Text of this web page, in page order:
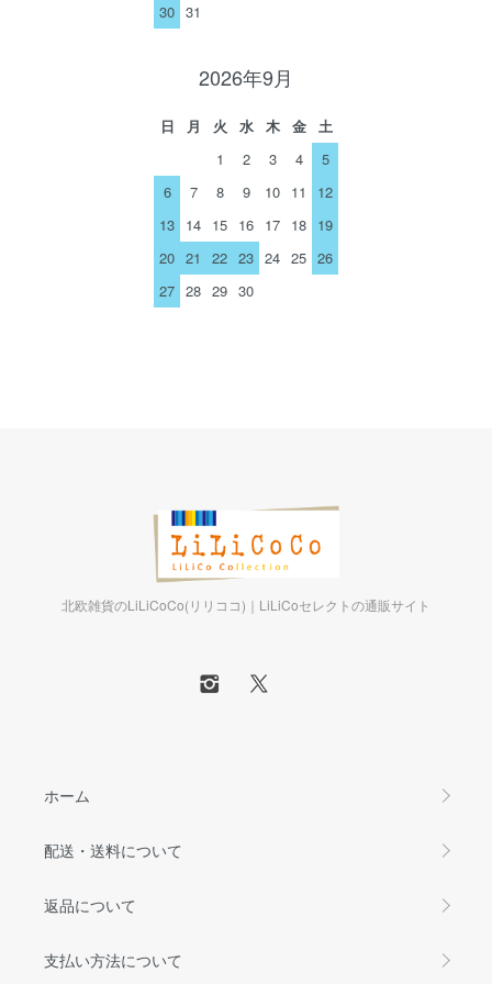
30 31
2026年9月
日 月 火 水 木 金
土
1
2 3 4
5
6
7 8 9 10 11
12
13 14 15 16 17 18 19
20 21 22 23 24 25 26
27 28 29 30
北欧雑貨のLiLiCoCo(リリココ)｜LiLiCoセレクトの通販サイト
ホーム
配送・送料について
返品について
支払い方法について